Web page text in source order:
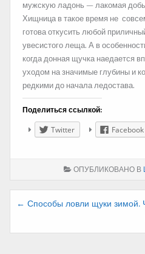
мужскую ладонь — лакомая
Хищница в такое время не
готова откусить любой
увесистого леща. А в
когда донная щучка наедается
уходом на значимые глубины и
редкими до начала ледостава.
Поделиться ссылкой:
Twitter Facebook
ОПУБЛИКОВАНО В
Навигация
← Способы ловли щуки зимой.